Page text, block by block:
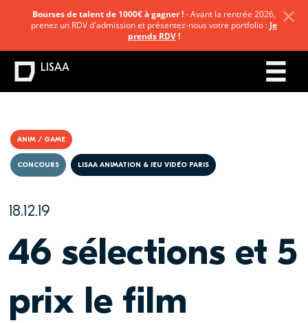
ANIM / GAME
18.12.19
CONCOURS LISAA ANIMATION & JEU VIDÉO PARIS
46 sélections et 5
prix le film
Bourses de talent de 1000€ à gagner !- Avant la rentrée 2026,
prenez un RDV d'admission et présentez-nous votre portfolio : Je
prends RDV!
LISAA